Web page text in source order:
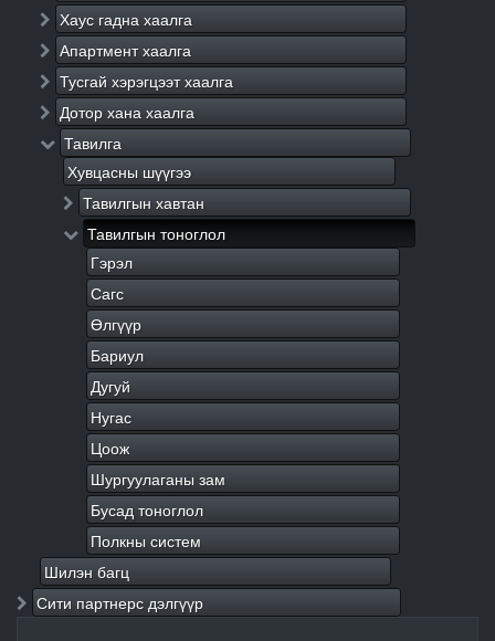
Хаус гадна хаалга
Апартмент хаалга
Тусгай хэрэгцээт хаалга
Дотор хана хаалга
Тавилга
Хувцасны шүүгээ
Тавилгын хавтан
Тавилгын тоноглол
Гэрэл
Сагс
Өлгүүр
Бариул
Дугуй
Нугас
Цоож
Шургуулаганы зам
Бусад тоноглол
Полкны систем
Шилэн багц
Сити партнерс дэлгүүр